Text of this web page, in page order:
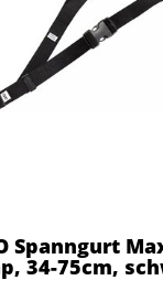
Spanngurt
34-75cm,